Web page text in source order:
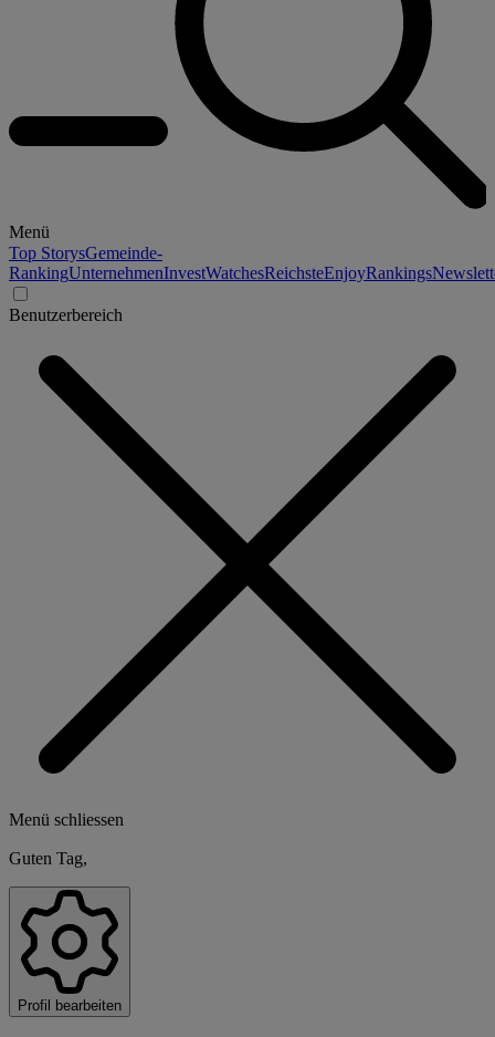
Menü
Top StorysGemeinde-
RankingUnternehmenInvestWatchesReichsteEnjoyRankings
Benutzerbereich
Menü schliessen
Guten Tag,
Profil bearbeiten